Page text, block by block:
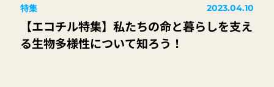
特集 2023.04.10
【エコチル特集】私たちの命と暮らしを支え
る生物多様性について知ろう！